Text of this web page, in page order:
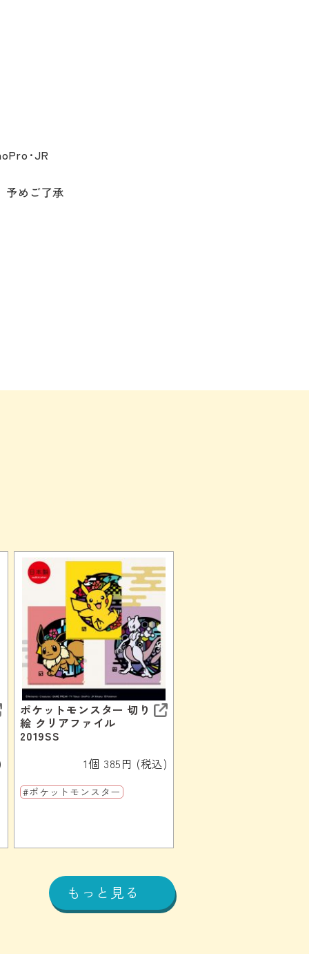
･JR
予めご了承
ポケットモンスター 切り
絵 クリアファイル
2019SS
1個 385円 (税込)
#ポケットモンスター
もっと見る